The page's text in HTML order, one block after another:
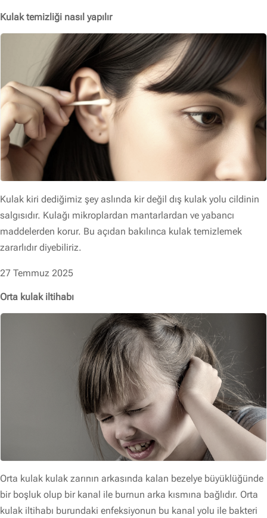
Kulak temizliği nasıl yapılır
Kulak kiri dediğimiz şey aslında kir değil dış kulak yolu cildinin
salgısıdır. Kulağı mikroplardan mantarlardan ve yabancı
maddelerden korur. Bu açıdan bakılınca kulak temizlemek
zararlıdır diyebiliriz.
27 Temmuz 2025
Orta kulak iltihabı
Orta kulak kulak zarının arkasında kalan bezelye büyüklüğünde
bir boşluk olup bir kanal ile burnun arka kısmına bağlıdır. Orta
kulak iltihabı burundaki enfeksiyonun bu kanal yolu ile bakteri